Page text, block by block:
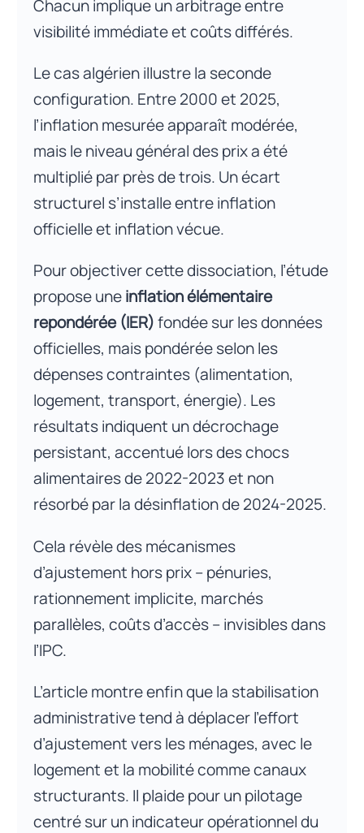
Chacun implique un arbitrage entre
visibilité immédiate et coûts différés.
Le cas algérien illustre la seconde
configuration. Entre 2000 et 2025,
l’inflation mesurée apparaît modérée,
mais le niveau général des prix a été
multiplié par près de trois. Un écart
structurel s’installe entre inflation
officielle et inflation vécue.
Pour objectiver cette dissociation, l’étude
propose uneinflation élémentaire
repondérée (IER)fondée sur les données
officielles, mais pondérée selon les
dépenses contraintes (alimentation,
logement, transport, énergie). Les
résultats indiquent un décrochage
persistant, accentué lors des chocs
alimentaires de 2022-2023 et non
résorbé par la désinflation de 2024-2025.
Cela révèle des mécanismes
d’ajustement hors prix – pénuries,
rationnement implicite, marchés
parallèles, coûts d’accès – invisibles dans
l’IPC.
L’article montre enfin que la stabilisation
administrative tend à déplacer l’effort
d’ajustement vers les ménages, avec le
logement et la mobilité comme canaux
structurants. Il plaide pour un pilotage
centré sur un indicateur opérationnel du